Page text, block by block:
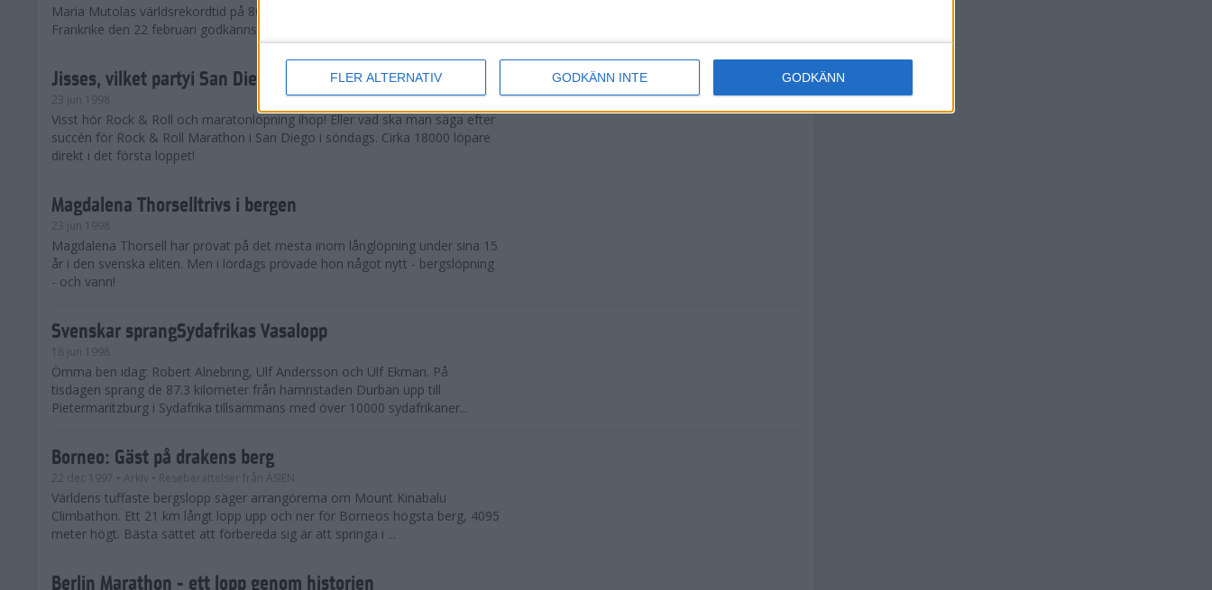
FLER ALTERNATIV GODKÄNN INTE GODKÄNN
Maria Mutolas världsrekordtid på 800 meter från inomhusgalan i Lievin i
Frankrike den 22 februari godkänns ej.
Jisses, vilket partyi San Diego!
23 jun 1998
Visst hör Rock & Roll och maratonlöpning ihop! Eller vad ska man säga efter
succén för Rock & Roll Marathon i San Diego i söndags. Cirka 18000 löpare
direkt i det första loppet!
Magdalena Thorselltrivs i bergen
23 jun 1998
Magdalena Thorsell har prövat på det mesta inom långlöpning under sina 15
år i den svenska eliten. Men i lördags prövade hon något nytt - bergslöpning
- och vann!
Svenskar sprangSydafrikas Vasalopp
18 jun 1998
Ömma ben idag: Robert Alnebring, Ulf Andersson och Ulf Ekman. På
tisdagen sprang de 87.3 kilometer från hamnstaden Durban upp till
Pietermaritzburg i Sydafrika tillsammans med över 10000 sydafrikaner...
Borneo: Gäst på drakens berg
22 dec 1997 • Arkiv • Reseberättelser från ASIEN
Världens tuffaste bergslopp säger arrangörerna om Mount Kinabalu
Climbathon. Ett 21 km långt lopp upp och ner för Borneos högsta berg, 4095
meter högt. Bästa sättet att förbereda sig är att springa i ...
Berlin Marathon - ett lopp genom historien